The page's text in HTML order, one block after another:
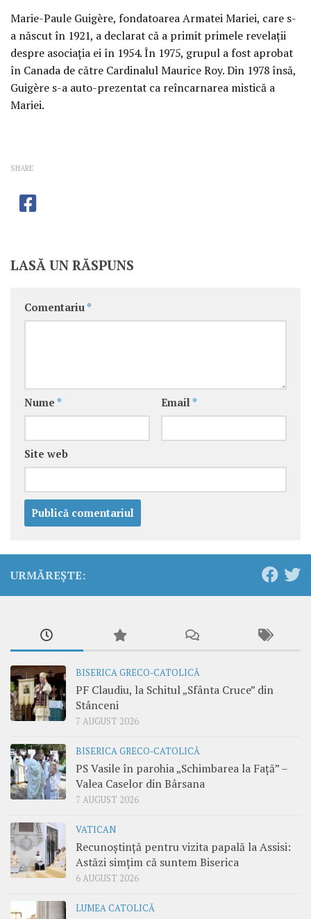
Marie-Paule Guigère, fondatoarea Armatei Mariei, care s-
a născut în 1921, a declarat că a primit primele revelaţii
despre asociaţia ei în 1954. În 1975, grupul a fost aprobat
în Canada de către Cardinalul Maurice Roy. Din 1978 însă,
Guigère s-a auto-prezentat ca reîncarnarea mistică a
Mariei.
SHARE
LASĂ UN RĂSPUNS
Comentariu *
Nume * Email *
Site web
URMĂREȘTE:
BISERICA GRECO-CATOLICĂ
PF Claudiu, la Schitul „Sfânta Cruce” din
Stânceni
7 AUGUST 2026
BISERICA GRECO-CATOLICĂ
PS Vasile în parohia „Schimbarea la Față” –
Valea Caselor din Bârsana
7 AUGUST 2026
VATICAN
Recunoștință pentru vizita papală la Assisi:
Astăzi simțim că suntem Biserica
6 AUGUST 2026
LUMEA CATOLICĂ